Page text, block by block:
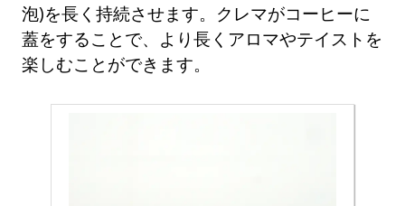
泡)を長く持続させます。クレマがコーヒーに
蓋をすることで、より長くアロマやテイストを
楽しむことができます。